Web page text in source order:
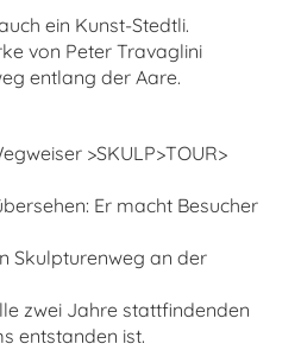
ein Kunst-Stedtli.
von Peter Travaglini
entlang der Aare.
>SKULP>TOUR>
Er macht Besucher
Skulpturenweg an der
zwei Jahre stattfindenden
entstanden ist.